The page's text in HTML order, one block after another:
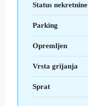
Status nekretnine
Parking
Opremljen
Vrsta grijanja
Sprat